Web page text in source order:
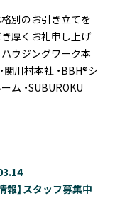
別のお引き立てを
厚くお礼申し上げ
ハウジングワーク本
関川村本社 ・BBH®シ
ム ・SUBUROKU
報】スタッフ募集中